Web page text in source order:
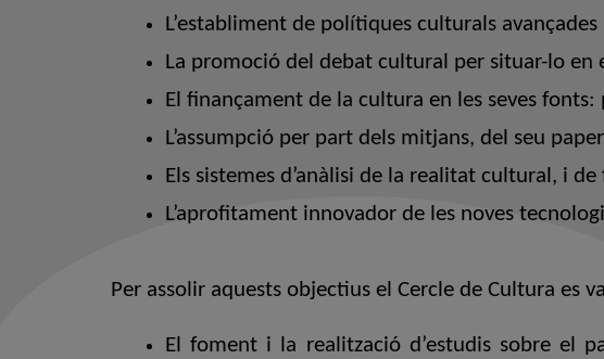
L’establiment de polítiques culturals avançades
La promoció del debat cultural per situar-lo en
El finançament de la cultura en les seves
L’assumpció per part dels mitjans, del seu
Els sistemes d’anàlisi de la realitat cultural, i
L’aprofitament innovador de les noves
Per assolir aquests objectius el Cercle de Cultura es
El foment i la realització d’estudis sobre el